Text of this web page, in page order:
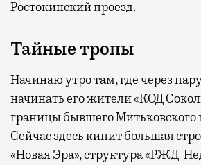
Ростокинский проезд.
Тайные тропы
Начинаю утро там, где через
начинать его жители «КОД
границы бывшего Митьковского
Сейчас здесь кипит большая
«Новая Эра», структура «РЖД-